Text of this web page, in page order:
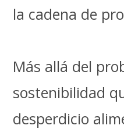
la cadena de
Más allá del
sostenibilidad
desperdicio